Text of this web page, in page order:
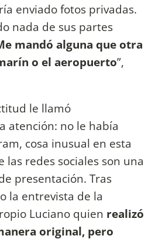
enviado fotos privadas.
nada de sus partes
mandó alguna que otra
o el aeropuerto”,
le llamó
atención: no le había
cosa inusual en esta
las redes sociales son una
presentación. Tras
la entrevista de la
Luciano quien realizó
original, pero